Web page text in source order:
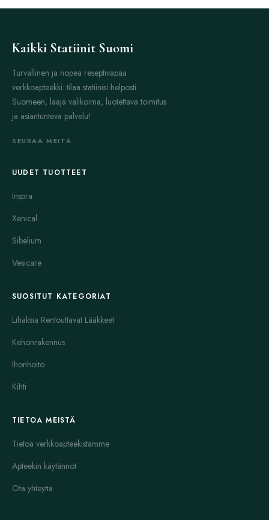
Kaikki Statiinit Suomi
Turvallinen ja nopea reseptivapaa
verkkoapteekki: tilaa statiinisi helposti
Suomeen, laaja valikoima, luotettava toimitus
ja asiantunteva palvelu!
SEURAA MEITÄ
UUDET TUOTTEET
Inspra
Xenical
Sibelium
Vesicare
SUOSITUT KATEGORIAT
Lihaksia Rentouttavat Lääkkeet
Kehonrakennus
Ihonhoito
Kihti
TIETOA MEISTÄ
Tietoa verkkoapteekistamme
Apteekin käytännöt
Ota yhteyttä